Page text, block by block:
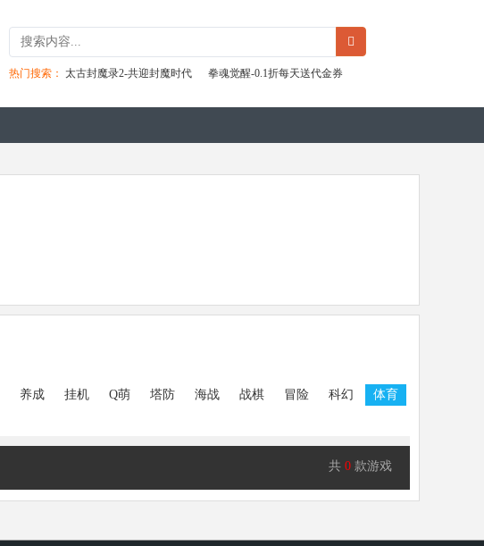
热门搜索： 太古封魔录2-共迎封魔时代 拳魂觉醒-0.1折每天送代金券
养成 挂机 Q萌 塔防 海战 战棋 冒险 科幻
体育
共 0 款游戏